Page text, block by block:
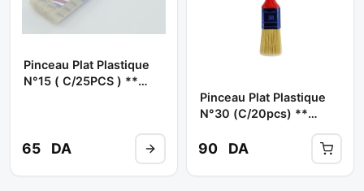
Pinceau Plat Plastique
N°15 ( C/25PCS ) **
65 DA
Pinceau Plat Plastique
N°30 (C/20pcs) **
90 DA